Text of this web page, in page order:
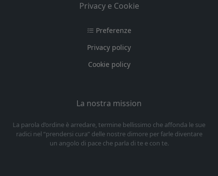
Privacy e Cookie
Preferenze
Privacy policy
Cookie policy
La nostra mission
La parola d’ordine è arredare, termine bellissimo che affonda le sue
radici nel “prendersi cura” delle nostre dimore per farle diventare
un angolo di pace che parla di te e con te.